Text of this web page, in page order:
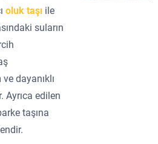
oluk taşı ile
suların
dayanıklı
Ayrıca edilen
taşına